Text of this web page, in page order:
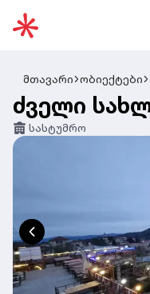
მთავარი ობიექტები
ძველი
სასტუმრო